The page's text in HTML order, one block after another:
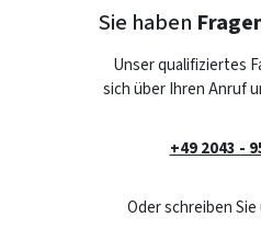
Sie haben
Unser qualifiziertes
sich über Ihren Anruf
+49 2043 -
Oder schreiben Sie